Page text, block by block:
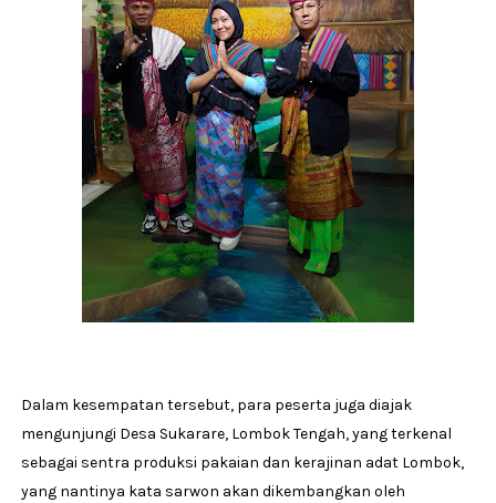
Dalam kesempatan tersebut, para peserta juga diajak
mengunjungi Desa Sukarare, Lombok Tengah, yang terkenal
sebagai sentra produksi pakaian dan kerajinan adat Lombok,
yang nantinya kata sarwon akan dikembangkan oleh